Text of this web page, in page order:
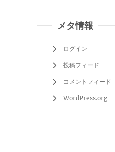
メタ情報
ログイン
投稿フィード
コメントフィード
WordPress.org